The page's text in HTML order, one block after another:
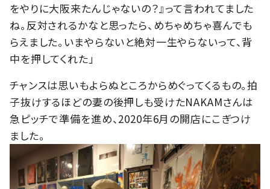
をやりに大阪来たんじゃないの？』って言われてました
ね。反対されるかなと思ったら、めちゃめちゃ喜んでも
らえました。いまやらないと絶対一生やらないって、背
中を押してくれた」
チャンスは思いもよらぬところからめぐってくるもの。拍
子抜けするほどの妻の後押しも受けたNAKAMさんは
急ピッチで準備を進め、2020年6月の開店にこぎつけ
ました。